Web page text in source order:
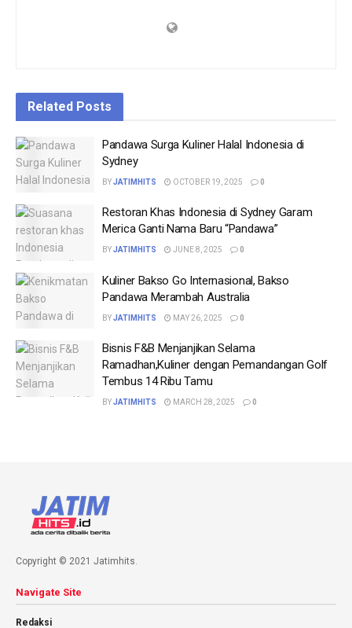
Related Posts
Pandawa Surga Kuliner Halal Indonesia di
Sydney
BYJATIMHITS OCTOBER 19, 2025 0
Restoran Khas Indonesia di Sydney Garam
Merica Ganti Nama Baru “Pandawa”
BYJATIMHITS JUNE 8, 2025 0
Kuliner Bakso Go Internasional, Bakso
Pandawa Merambah Australia
BYJATIMHITS MAY 26, 2025 0
Bisnis F&B Menjanjikan Selama
Ramadhan,Kuliner dengan Pemandangan Golf
Tembus 14 Ribu Tamu
BYJATIMHITS MARCH 28, 2025 0
Copyright © 2021 Jatimhits.
Navigate Site
Redaksi